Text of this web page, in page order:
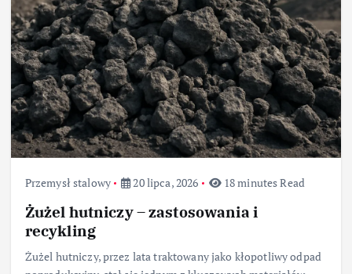
Przemysł stalowy 20 lipca, 2026 18 minutes Read
Żużel hutniczy – zastosowania i
recykling
Żużel hutniczy, przez lata traktowany jako kłopotliwy odpad